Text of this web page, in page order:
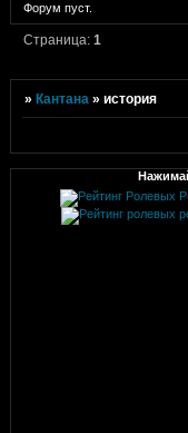
Форум пуст.
Страница:1
»Кантана »история